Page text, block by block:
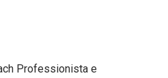
Professionista e